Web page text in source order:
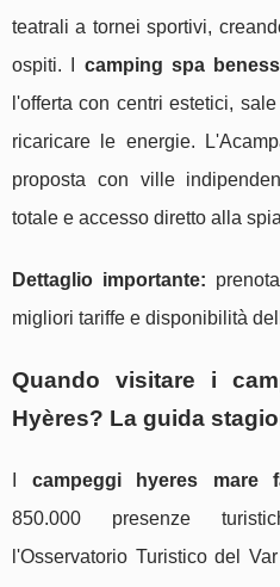
teatrali a tornei sportivi,
ospiti. I camping spa
l'offerta con centri estetici,
ricaricare le energie.
proposta con ville
totale e accesso diretto alla
Dettaglio importante:
migliori tariffe e disponibilità
Quando visitare i
Hyères? La guida
campeggi hyeres mare
850.000 presenze
l'Osservatorio Turistico del